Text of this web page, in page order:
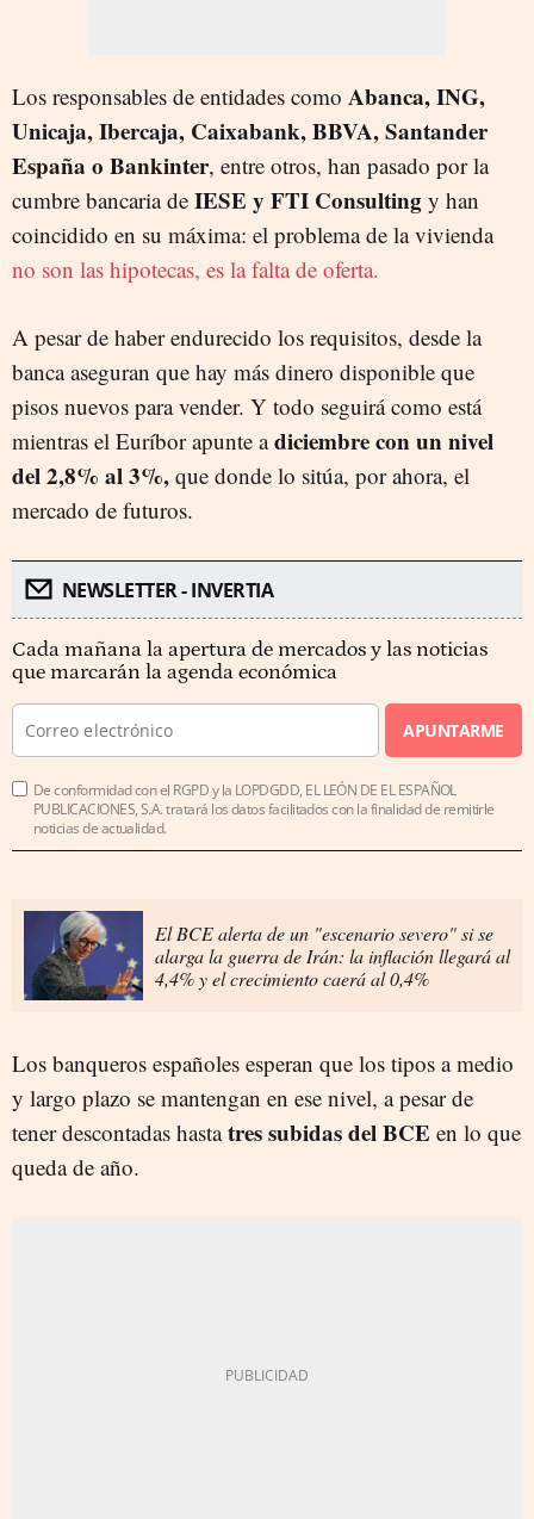
Los responsables de entidades como Abanca, ING,
Unicaja, Ibercaja, Caixabank, BBVA, Santander
España o Bankinter, entre otros, han pasado por la
cumbre bancaria de IESE y FTI Consulting y han
coincidido en su máxima: el problema de la vivienda
no son las hipotecas, es la falta de oferta.
A pesar de haber endurecido los requisitos, desde la
banca aseguran que hay más dinero disponible que
pisos nuevos para vender. Y todo seguirá como está
mientras el Euríbor apunte adiciembre con un nivel
del 2,8% al 3%, que donde lo sitúa, por ahora, el
mercado de futuros.
NEWSLETTER - INVERTIA
Cada mañana la apertura de mercados y las noticias
que marcarán la agenda económica
APUNTARME
De conformidad con el RGPD y la LOPDGDD, EL LEÓN DE EL ESPAÑOL
PUBLICACIONES, S.A. tratará los datos facilitados con la finalidad de remitirle
noticias de actualidad.
El BCE alerta de un "escenario severo" si se
alarga la guerra de Irán: la inflación llegará al
4,4% y el crecimiento caerá al 0,4%
Los banqueros españoles esperan que los tipos a medio
y largo plazo se mantengan en ese nivel, a pesar de
tener descontadas hastatres subidas del BCE en lo que
queda de año.